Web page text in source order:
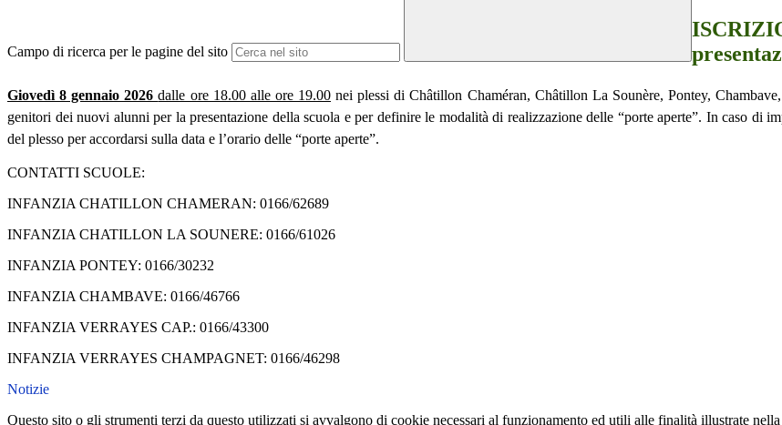
Campo di ricerca per le pagine del sito
Giovedì 8 gennaio 2026dalle ore 18.00 alle ore 19.00nei plessi di Châtillon Chaméran, Châtillon La Sounère, Pontey,
genitori dei nuovi alunni per la presentazione della scuola e per definire le modalità di realizzazione delle “porte aperte”. In caso di
del plesso per accordarsi sulla data e l’orario delle “porte aperte”.
CONTATTI SCUOLE:
INFANZIA CHATILLON CHAMERAN: 0166/62689
INFANZIA CHATILLON LA SOUNERE: 0166/61026
INFANZIA PONTEY: 0166/30232
INFANZIA CHAMBAVE: 0166/46766
INFANZIA VERRAYES CAP.: 0166/43300
INFANZIA VERRAYES CHAMPAGNET: 0166/46298
Notizie
Questo sito o gli strumenti terzi da questo utilizzati si avvalgono di cookie necessari al funzionamento ed utili alle finalità illustrate nella